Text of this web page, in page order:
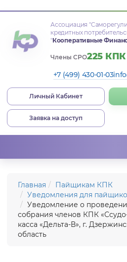
Ассоциация
кредитных
"Кооперативные
Члены СРО225 КПК
+7 (499) 430-01-03
Личный Кабинет
Заявка на доступ
Главная
Пайщикам КПК
Уведомления для
Уведомление о
собрания членов КПК
касса «Дельта-В», г.
область